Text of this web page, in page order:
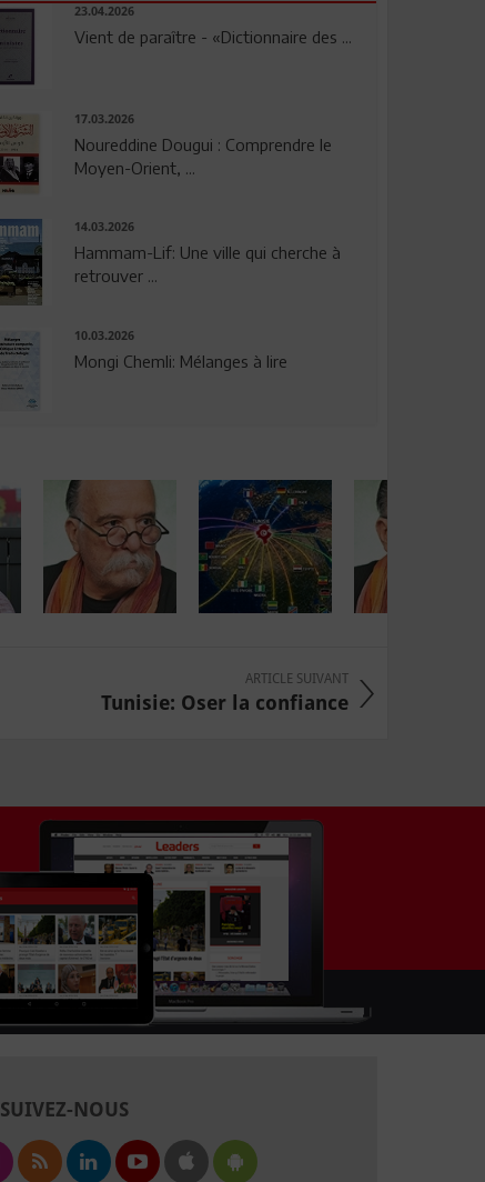
23.04.2026
Vient de paraître - «Dictionnaire des ...
17.03.2026
Noureddine Dougui : Comprendre le
Moyen-Orient, ...
14.03.2026
Hammam-Lif: Une ville qui cherche à
retrouver ...
10.03.2026
Mongi Chemli: Mélanges à lire
ARTICLE SUIVANT
Tunisie: Oser la confiance
SUIVEZ-NOUS